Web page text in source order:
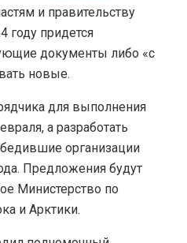
и правительству
году придется
документы либо «с
новые.
для выполнения
а разработать
организации
Предложения будут
Министерство по
и Арктики.